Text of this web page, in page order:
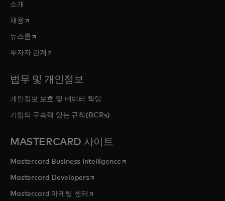
소개
채용새 탭에서 열림
뉴스룸새 탭에서 열림
투자자 관계 새 탭에서 열림
법무 및 개인정보
개인정보 보호 및 데이터 책임
기업의 구속력 있는 규칙(BCRs)
MASTERCARD 사이트
Mastercard Business Intelligence새 탭에서 열림
Mastercard Developers새 탭에서 열림
Mastercard 마케팅 센터 새 탭에서 열림